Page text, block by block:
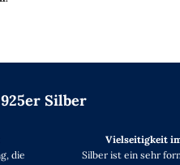
Silber
die
Vielseitigkeit
Silber ist ein sehr